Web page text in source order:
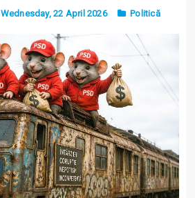
Wednesday, 22 April 2026 Politică